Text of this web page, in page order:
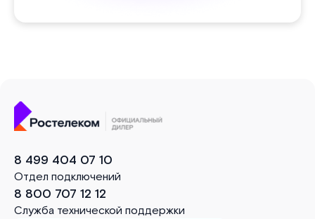
8 499 404 07 10
Отдел подключений
8 800 707 12 12
Служба технической поддержки